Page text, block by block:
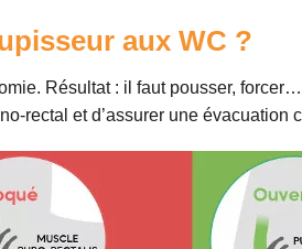
aux WC ?
Résultat : il faut pousser,
rectal et d’assurer une évacuation